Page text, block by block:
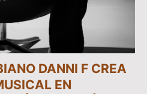
DANNI F CREA
EN